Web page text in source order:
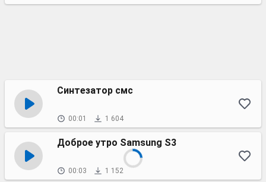
Синтезатор смс
00:01 1 604
Доброе утро Samsung S3
00:03 1 152